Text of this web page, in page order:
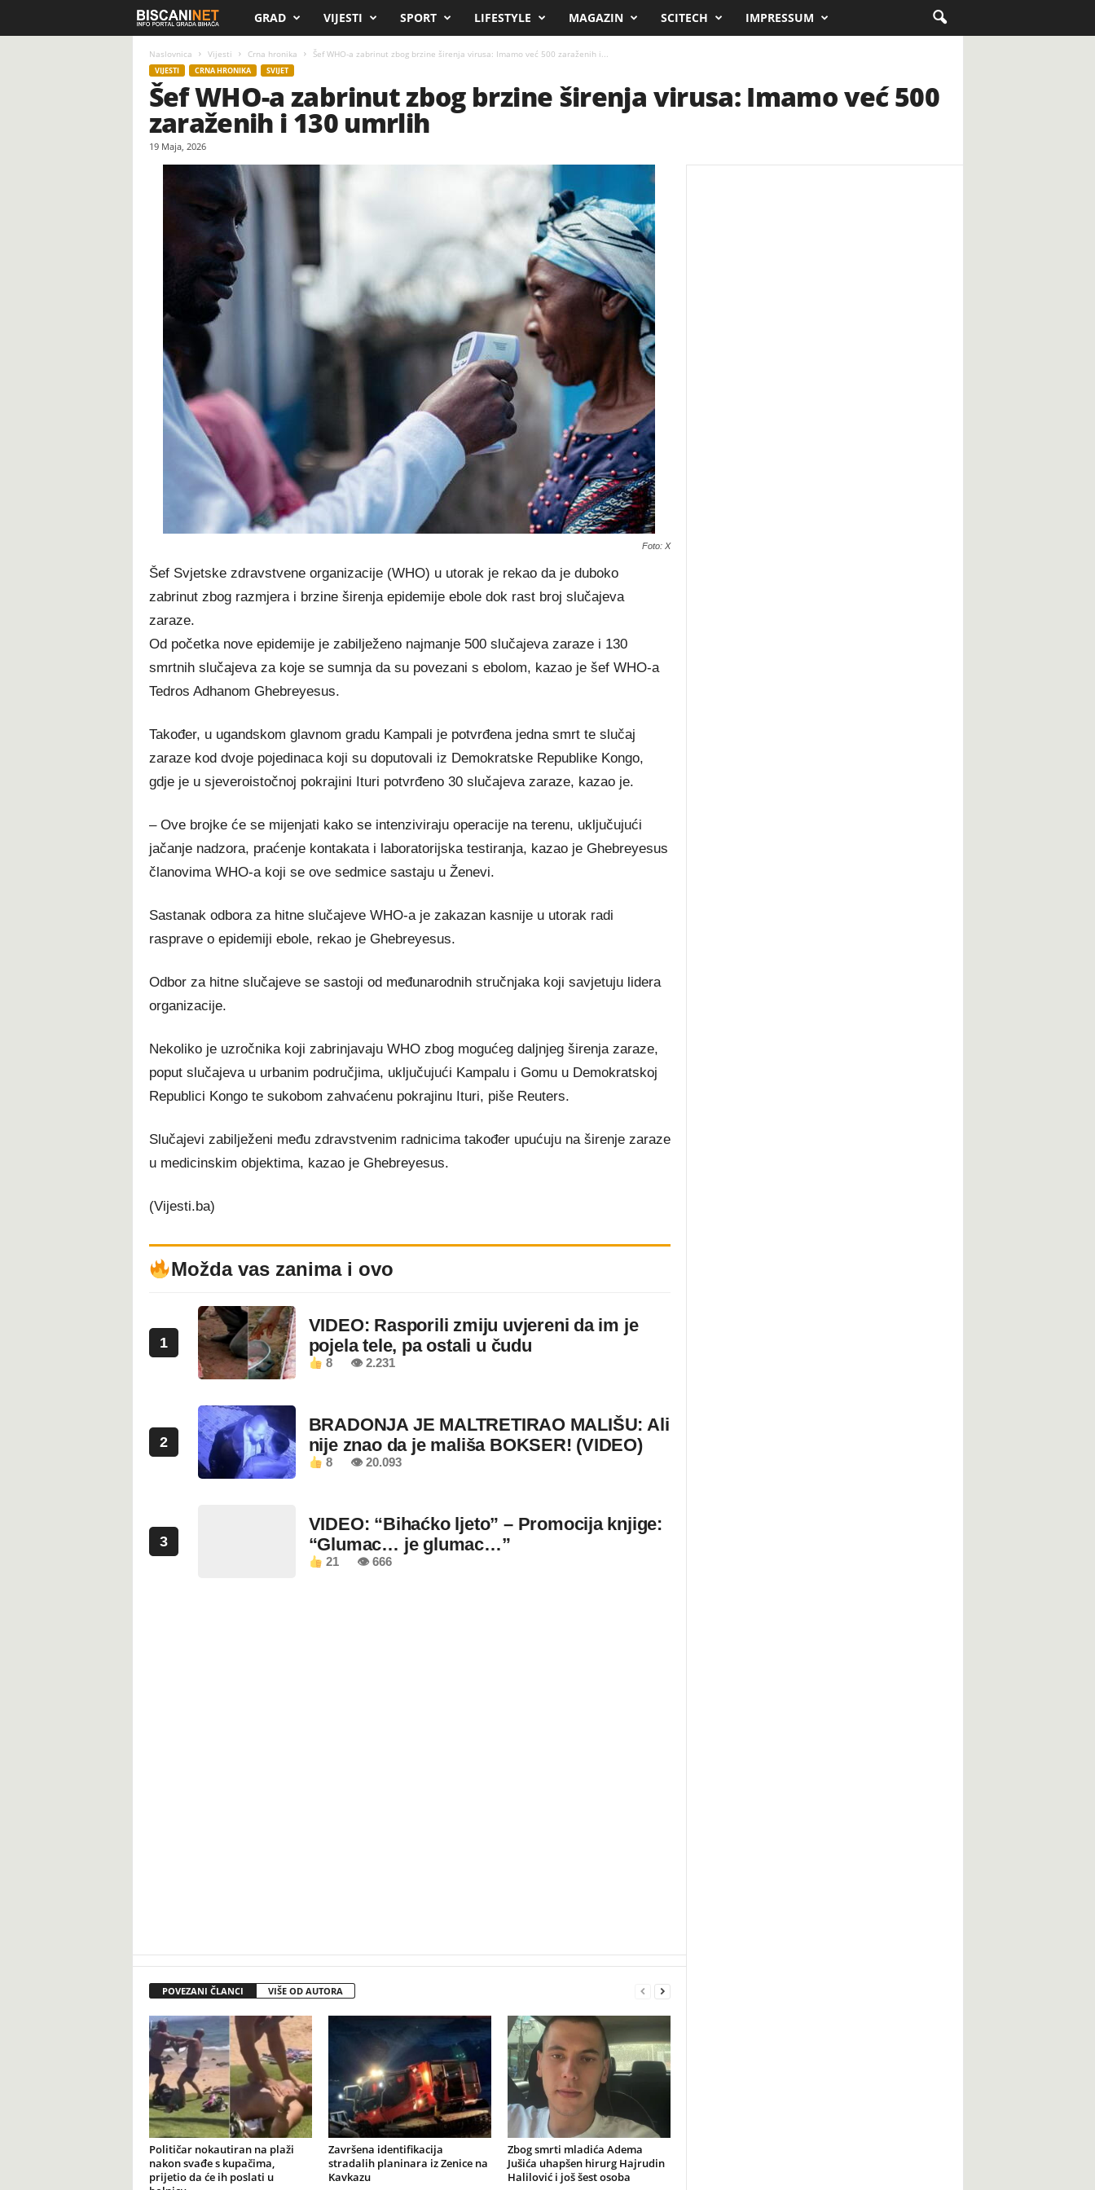
i
s
c
n
GRAD VIJESTI SPORT LIFESTYLE MAGAZIN SCITECH IMPRESSUM
Naslovnica Vijesti Crna hronika Šef WHO-a zabrinut zbog brzine širenja virusa: Imamo već 500 zaraženih i...
VIJESTI CRNA HRONIKA SVIJET
Šef WHO-a zabrinut zbog brzine širenja virusa: Imamo već 500
zaraženih i 130 umrlih
19 Maja, 2026
Foto: X
Šef Svjetske zdravstvene organizacije (WHO) u utorak je rekao da je duboko
zabrinut zbog razmjera i brzine širenja epidemije ebole dok rast broj slučajeva
zaraze.
Od početka nove epidemije je zabilježeno najmanje 500 slučajeva zaraze i 130
smrtnih slučajeva za koje se sumnja da su povezani s ebolom, kazao je šef WHO-a
Tedros Adhanom Ghebreyesus.
Također, u ugandskom glavnom gradu Kampali je potvrđena jedna smrt te slučaj
zaraze kod dvoje pojedinaca koji su doputovali iz Demokratske Republike Kongo,
gdje je u sjeveroistočnoj pokrajini Ituri potvrđeno 30 slučajeva zaraze, kazao je.
– Ove brojke će se mijenjati kako se intenziviraju operacije na terenu, uključujući
jačanje nadzora, praćenje kontakata i laboratorijska testiranja, kazao je Ghebreyesus
članovima WHO-a koji se ove sedmice sastaju u Ženevi.
Sastanak odbora za hitne slučajeve WHO-a je zakazan kasnije u utorak radi
rasprave o epidemiji ebole, rekao je Ghebreyesus.
Odbor za hitne slučajeve se sastoji od međunarodnih stručnjaka koji savjetuju lidera
organizacije.
Nekoliko je uzročnika koji zabrinjavaju WHO zbog mogućeg daljnjeg širenja zaraze,
poput slučajeva u urbanim područjima, uključujući Kampalu i Gomu u Demokratskoj
Republici Kongo te sukobom zahvaćenu pokrajinu Ituri, piše Reuters.
Slučajevi zabilježeni među zdravstvenim radnicima također upućuju na širenje zaraze
u medicinskim objektima, kazao je Ghebreyesus.
(Vijesti.ba)
Možda vas zanima i ovo
1
VIDEO: Rasporili zmiju uvjereni da im je
pojela tele, pa ostali u čudu
8 👁 2.231
2
BRADONJA JE MALTRETIRAO MALIŠU: Ali
nije znao da je mališa BOKSER! (VIDEO)
8 👁 20.093
3
VIDEO: “Bihaćko ljeto” – Promocija knjige:
“Glumac… je glumac…”
21 👁 666
POVEZANI ČLANCI VIŠE OD AUTORA
Političar nokautiran na plaži
nakon svađe s kupačima,
prijetio da će ih poslati u
Završena identifikacija
stradalih planinara iz Zenice na
Kavkazu
Zbog smrti mladića Adema
Jušića uhapšen hirurg Hajrudin
Halilović i još šest osoba